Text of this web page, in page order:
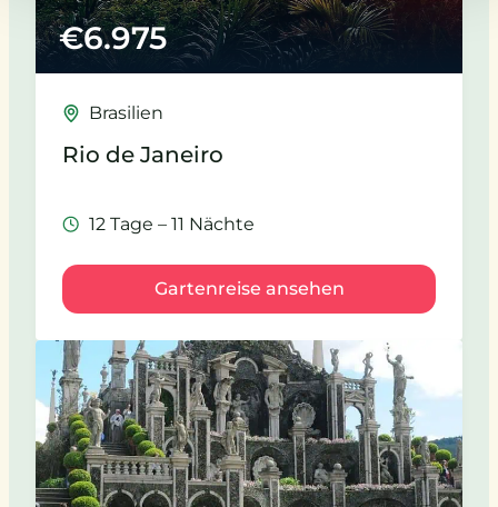
€6.975
Brasilien
Rio de Janeiro
12 Tage – 11 Nächte
Gartenreise ansehen